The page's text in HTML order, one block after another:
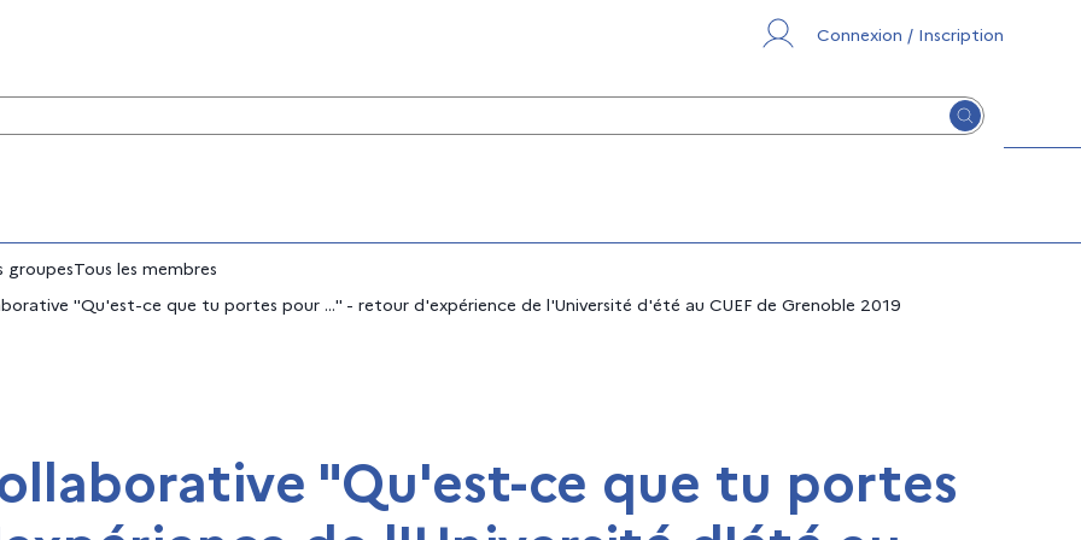
Connexion / Inscription
groupesTous les membres
Lancer la
"Qu'est-ce que tu portes pour ..." - retour d'expérience de l'Université d'été au CUEF de Grenoble 2019
"Qu'est-ce que tu portes